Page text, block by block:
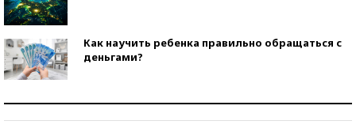
Как научить ребенка правильно обращаться с
деньгами?